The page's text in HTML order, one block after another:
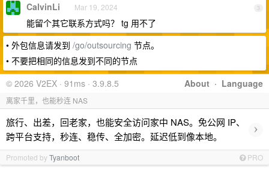
3
CalvinLi Mar 19, 2024
能留个其它联系方式吗？ tg 用不了
• 外包信息请发到 /go/outsourcing 节点。
• 不要把相同的信息发到不同的节点
About · Language
© 2026 V2EX · 91ms · 3.9.8.5
离家千里，也能秒连 NAS
旅行、出差，回老家，也能安全访问家中 NAS。免公网 IP、
跨平台支持，秒连、稳传、全加密。延迟低到像本地。
›
Promoted byTyanboot PRO